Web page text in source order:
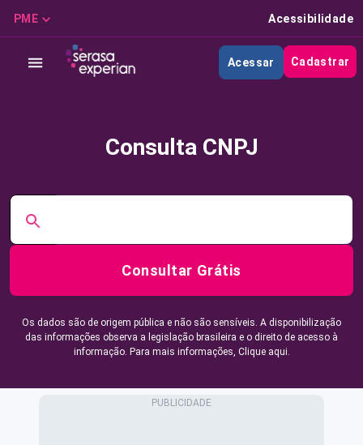
PME Acessibilidade
Acessar Cadastrar
Consulta CNPJ
Consultar Grátis
Os dados são de origem pública e não são sensíveis. A disponibilização
das informações observa a legislação brasileira e o direito de acesso à
informação. Para mais informações, Clique aqui.